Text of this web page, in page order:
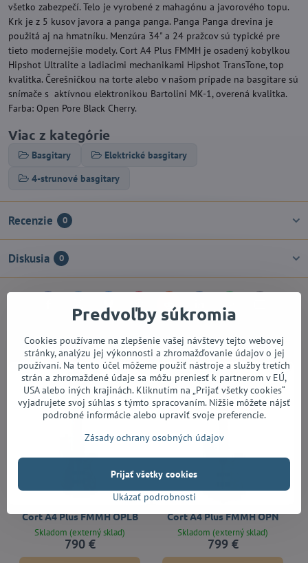
všetko zabezpečí. Telo je vyrobené z mahagónu a javorového topu.
Krk je z 5 kusov javora a panga panga. Panga Panga drevina je
použitá aj na hmatníku. Menzúra 34" a 24 pražcov sú typické pre
tieto modernejšie modely. Cort A4 Plus FMMH je osadený kobylkou
Hipshot Ultralite a ladiacimi mechanikami Hipshot TransTone, top
kvalitka. Čerešničkou na torte alebo v našom prípade na basgitare sú
snímače s aktívnou elektronikou Bartolini MK-1, overená kvalitka.
Farba: Open Pore Black Cherry.
Viac z kategórie
Basgitary
Elektrické basgitary
4-strunové basgitary
Recenzie 0
Diskusia 0
FacebookTwitter BlueskyPinterestReddit LinkedIn
Alternatívne produkty
Cort A4 Plus FMMH OPLB
Skladom (externý sklad)
790 €
Cort A4 Plus FMMH OPN
Skladom (externý sklad)
799 €
Predvoľby súkromia
Cookies používame na zlepšenie vašej návštevy tejto webovej
stránky, analýzu jej výkonnosti a zhromažďovanie údajov o jej
používaní. Na tento účel môžeme použiť nástroje a služby tretích
strán a zhromaždené údaje sa môžu preniesť k partnerom v EÚ,
USA alebo iných krajinách. Kliknutím na „Prijať všetky cookies“
vyjadrujete svoj súhlas s týmto spracovaním. Nižšie môžete nájsť
podrobné informácie alebo upraviť svoje preferencie.
Zásady ochrany osobných údajov
Ukázať podrobnosti
Prijať všetky cookies